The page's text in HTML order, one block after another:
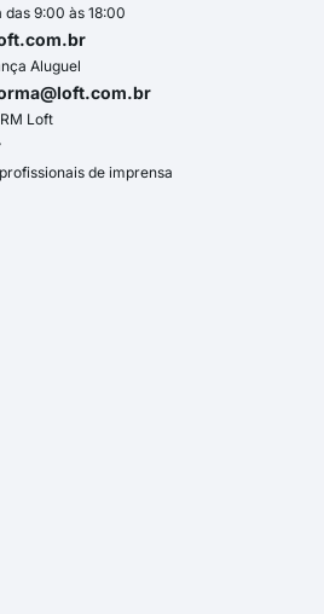
9:00 às 18:00
Aluguel
Loft
de imprensa